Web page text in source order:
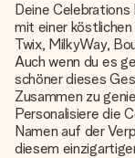
Deine
mit einer köstlichen
Twix, MilkyWay,
Auch wenn du es
schöner dieses
Zusammen zu
Personalisiere die
Namen auf der
diesem